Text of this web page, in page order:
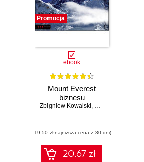
Promocja
ebook
Mount Everest
biznesu
Zbigniew Kowalski, Marcin Renduda
(19,50 zł najniższa cena z 30 dni)
20.67 zł